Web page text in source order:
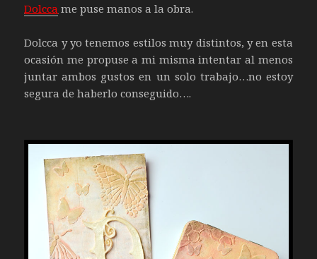
Dolcca me puse manos a la obra.
Dolcca y yo tenemos estilos muy distintos, y en esta
ocasión me propuse a mi misma intentar al menos
juntar ambos gustos en un solo trabajo…no estoy
segura de haberlo conseguido….